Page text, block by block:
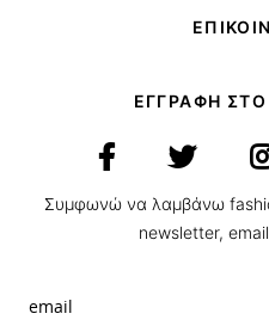
ΕΓΓΡΑΦΗ ΣΤΟ
Συμφωνώ να λαμβάνω
newsletter, email